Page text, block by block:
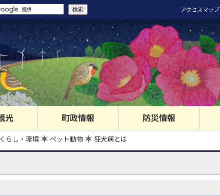
アクセスマップ
光 町政情報 防災情報
くらし・環境 ペット動物 狂犬病とは